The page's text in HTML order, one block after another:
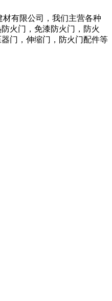
材有限公司，我们主营各种
火门，免漆防火门，防火
门，伸缩门，防火门配件等